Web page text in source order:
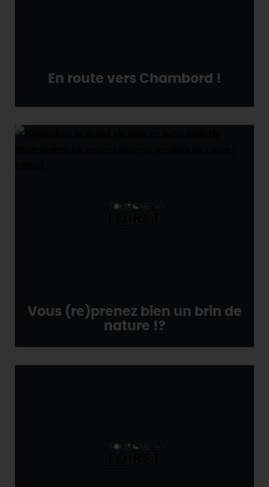
En route vers Chambord !
Vous (re)prenez bien un brin de
nature !?